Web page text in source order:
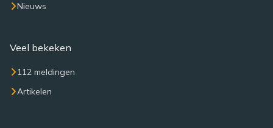
Nieuws
Veel bekeken
112 meldingen
Artikelen